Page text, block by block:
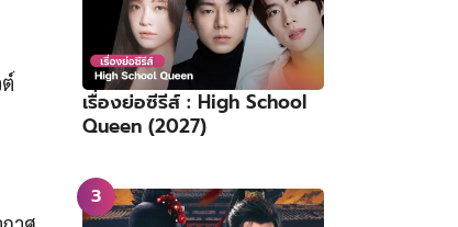
เรื่องย่อซีรีส์ : High School
Queen (2027)